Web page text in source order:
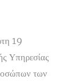
19
Υπηρεσίας
των